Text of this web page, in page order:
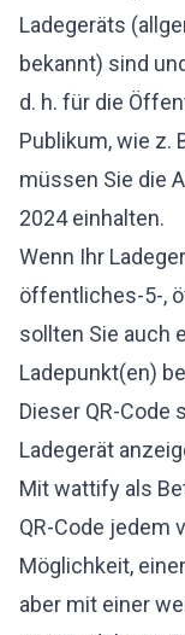
Ladegeräts
bekannt) sind
d. h. für die
Publikum, wie z.
müssen Sie die
2024 einhalten.
Wenn Ihr
öffentliches-5-,
sollten Sie auch
Ladepunkt(en)
Dieser QR-
Ladegerät
Mit wattify als
QR-Code jedem
Möglichkeit,
aber mit einer